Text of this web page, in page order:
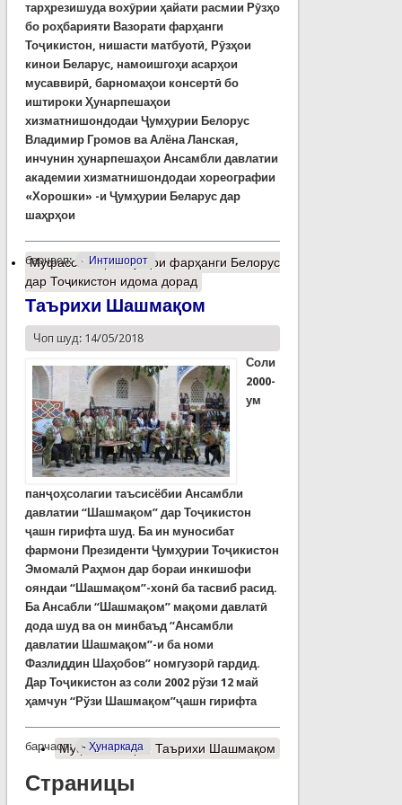
тарҳрезишуда вохӯрии ҳайати расмии Рӯзҳо
бо роҳбарияти Вазорати фарҳанги
Тоҷикистон, нишасти матбуотӣ, Рӯзҳои
кинои Беларус, намоишгоҳи асарҳои
мусаввирӣ, барномаҳои консертӣ бо
иштироки Ҳунарпешаҳои
хизматнишондодаи Ҷумҳурии Белорус
Владимир Громов ва Алёна Ланская,
инчунин ҳунарпешаҳои Ансамбли давлатии
академии хизматнишондодаи хореографии
«Хорошки» -и Ҷумҳурии Беларус дар
шаҳрҳои
барчасп: Интишорот
Муфассалтаро Рӯзҳои фарҳанги Белорус
дар Тоҷикистон идома дорад
Таърихи Шашмақом
Чоп шуд: 14/05/2018
Соли
2000-
ум
панҷоҳсолагии таъсисёбии Ансамбли
давлатии “Шашмақом” дар Тоҷикистон
ҷашн гирифта шуд. Ба ин муносибат
фармони Президенти Ҷумҳурии Тоҷикистон
Эмомалӣ Раҳмон дар бораи инкишофи
ояндаи “Шашмақом”-хонӣ ба тасвиб расид.
Ба Ансабли “Шашмақом” мақоми давлатӣ
дода шуд ва он минбаъд “Ансамбли
давлатии Шашмақом”-и ба номи
Фазлиддин Шаҳобов” номгузорӣ гардид.
Дар Тоҷикистон аз соли 2002 рўзи 12 май
ҳамчун “Рўзи Шашмақом”ҷашн гирифта
барчасп: Ҳунаркада
Муфассалтаро Таърихи Шашмақом
Страницы